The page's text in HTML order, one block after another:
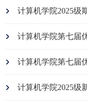
计算机学院2025级
计算机学院2025级